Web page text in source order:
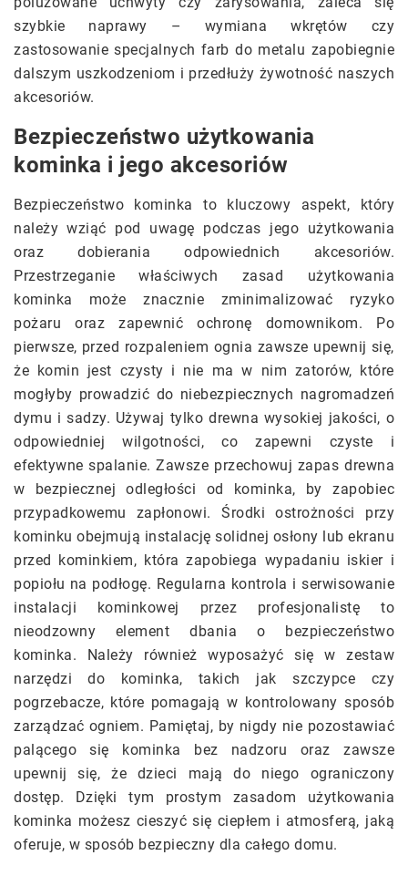
szybkie naprawy – wymiana wkrętów czy
zastosowanie specjalnych farb do metalu zapobiegnie
dalszym uszkodzeniom i przedłuży żywotność naszych
akcesoriów.
Bezpieczeństwo użytkowania
kominka i jego akcesoriów
Bezpieczeństwo kominka to kluczowy aspekt, który
należy wziąć pod uwagę podczas jego użytkowania
oraz dobierania odpowiednich akcesoriów.
Przestrzeganie właściwych zasad użytkowania
kominka może znacznie zminimalizować ryzyko
pożaru oraz zapewnić ochronę domownikom. Po
pierwsze, przed rozpaleniem ognia zawsze upewnij się,
że komin jest czysty i nie ma w nim zatorów, które
mogłyby prowadzić do niebezpiecznych nagromadzeń
dymu i sadzy. Używaj tylko drewna wysokiej jakości, o
odpowiedniej wilgotności, co zapewni czyste i
efektywne spalanie. Zawsze przechowuj zapas drewna
w bezpiecznej odległości od kominka, by zapobiec
przypadkowemu zapłonowi. Środki ostrożności przy
kominku obejmują instalację solidnej osłony lub ekranu
przed kominkiem, która zapobiega wypadaniu iskier i
popiołu na podłogę. Regularna kontrola i serwisowanie
instalacji kominkowej przez profesjonalistę to
nieodzowny element dbania o bezpieczeństwo
kominka. Należy również wyposażyć się w zestaw
narzędzi do kominka, takich jak szczypce czy
pogrzebacze, które pomagają w kontrolowany sposób
zarządzać ogniem. Pamiętaj, by nigdy nie pozostawiać
palącego się kominka bez nadzoru oraz zawsze
upewnij się, że dzieci mają do niego ograniczony
dostęp. Dzięki tym prostym zasadom użytkowania
kominka możesz cieszyć się ciepłem i atmosferą, jaką
oferuje, w sposób bezpieczny dla całego domu.